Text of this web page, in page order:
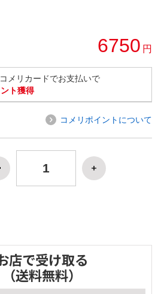
6750 円
メリカードでお支払いで
ト獲得
コメリポイントについて
店で受け取る
（送料無料）